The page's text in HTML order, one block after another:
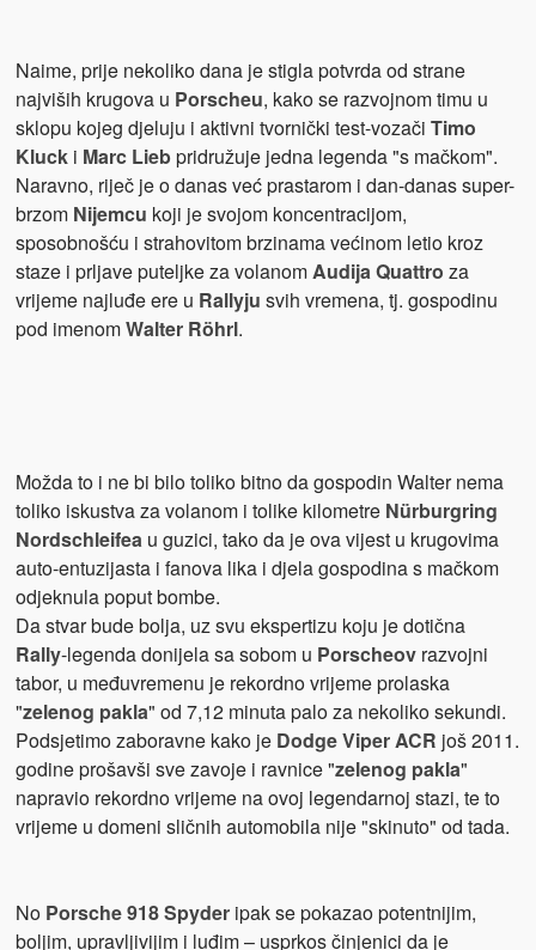
Naime, prije nekoliko dana je stigla potvrda od strane
najviših krugova u Porscheu, kako se razvojnom timu u
sklopu kojeg djeluju i aktivni tvornički test-vozači Timo
Klucki Marc Liebpridružuje jedna legenda "s mačkom".
Naravno, riječ je o danas već prastarom i dan-danas super-
brzom Nijemcu koji je svojom koncentracijom,
sposobnošću i strahovitom brzinama većinom letio kroz
staze i prljave puteljke za volanomAudija Quattro za
vrijeme najluđe ere u Rallyju svih vremena, tj. gospodinu
pod imenomWalter Röhrl.
Možda to i ne bi bilo toliko bitno da gospodin Walter nema
toliko iskustva za volanom i tolike kilometre Nürburgring
Nordschleifeau guzici, tako da je ova vijest u krugovima
auto-entuzijasta i fanova lika i djela gospodina s mačkom
odjeknula poput bombe.
Da stvar bude bolja, uz svu ekspertizu koju je dotična
Rally-legenda donijela sa sobom u Porscheov razvojni
tabor, u međuvremenu je rekordno vrijeme prolaska
"zelenog pakla" od 7,12 minuta palo za nekoliko sekundi.
Podsjetimo zaboravne kako je Dodge Viper ACR još 2011.
godine prošavši sve zavoje i ravnice "zelenog pakla"
napravio rekordno vrijeme na ovoj legendarnoj stazi, te to
vrijeme u domeni sličnih automobila nije "skinuto" od tada.
No Porsche 918 Spyderipak se pokazao potentnijim,
boljim, upravljivijim i luđim – usprkos činjenici da je